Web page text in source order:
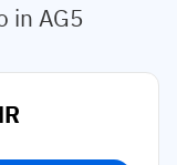
in AG5